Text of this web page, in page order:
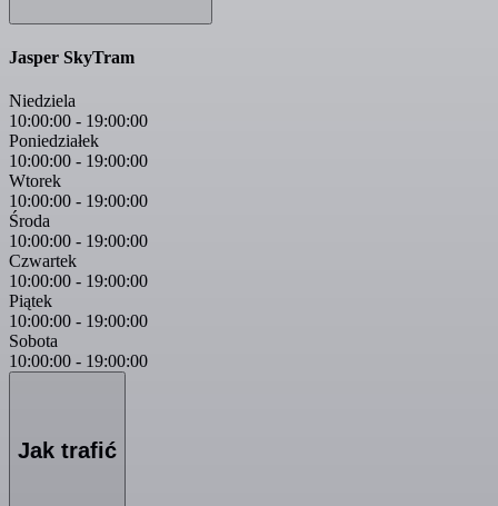
Jasper SkyTram
Niedziela
10:00:00 - 19:00:00
Poniedziałek
10:00:00 - 19:00:00
Wtorek
10:00:00 - 19:00:00
Środa
10:00:00 - 19:00:00
Czwartek
10:00:00 - 19:00:00
Piątek
10:00:00 - 19:00:00
Sobota
10:00:00 - 19:00:00
Jak trafić